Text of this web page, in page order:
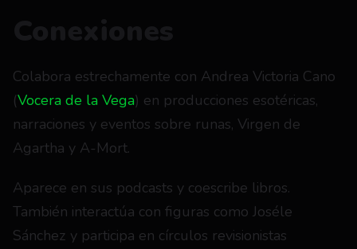
Colabora estrechamente con Andrea Victoria Cano
(Vocera de la Vega) en producciones esotéricas,
narraciones y eventos sobre runas, Virgen de
Agartha y A-Mort.
Aparece en sus podcasts y coescribe libros.
También interactúa con figuras como Joséle
Sánchez y participa en círculos revisionistas